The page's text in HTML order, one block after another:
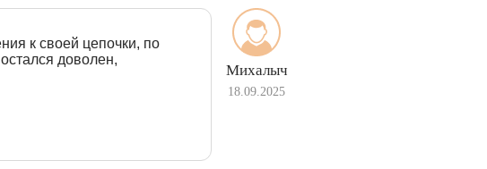
Михалыч
18.09.2025
к своей цепочки, по
доволен,